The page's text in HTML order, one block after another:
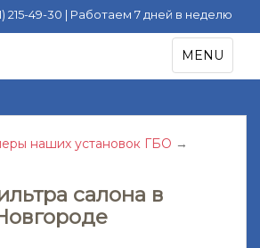
215-49-30 | Работаем 7 дней в неделю
TOGGLE
MENU
наших установок ГБО →
салона в